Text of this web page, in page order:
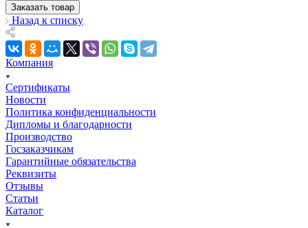
Заказать товар
Назад к списку
Компания
Сертификаты
Новости
Политика конфиденциальности
Дипломы и благодарности
Производство
Госзаказчикам
Гарантийные обязательства
Реквизиты
Отзывы
Статьи
Каталог